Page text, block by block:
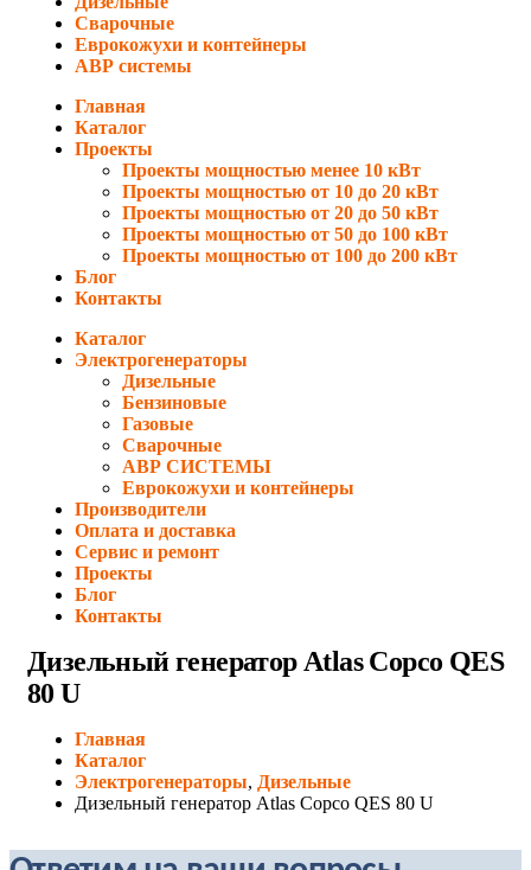
Сварочные
Еврокожухи и контейнеры
АВР системы
Главная
Каталог
Проекты
Проекты мощностью менее 10 кВт
Проекты мощностью от 10 до 20 кВт
Проекты мощностью от 20 до 50 кВт
Проекты мощностью от 50 до 100 кВт
Проекты мощностью от 100 до 200 кВт
Блог
Контакты
Каталог
Электрогенераторы
Дизельные
Бензиновые
Газовые
Сварочные
АВР СИСТЕМЫ
Еврокожухи и контейнеры
Производители
Оплата и доставка
Сервис и ремонт
Проекты
Блог
Контакты
Дизельный генератор Atlas Copco QES
80 U
Главная
Каталог
Электрогенераторы, Дизельные
Дизельный генератор Atlas Copco QES 80 U